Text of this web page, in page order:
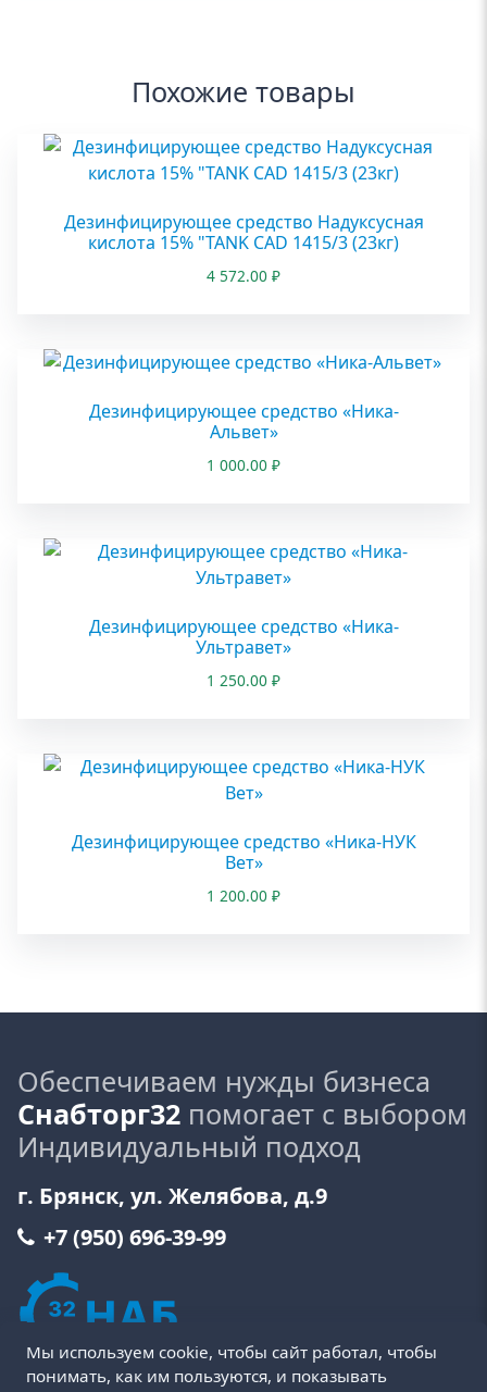
Похожие товары
Дезинфицирующее средство Надуксусная
кислота 15% "TANK CAD 1415/3 (23кг)
4 572.00 ₽
Дезинфицирующее средство «Ника-
Альвет»
1 000.00 ₽
Дезинфицирующее средство «Ника-
Ультравет»
1 250.00 ₽
Дезинфицирующее средство «Ника-НУК
Вет»
1 200.00 ₽
Обеспечиваем нужды бизнеса
Снабторг32 помогает с выбором
Индивидуальный подход
г. Брянск, ул. Желябова, д.9
+7 (950) 696-39-99
Мы используем cookie, чтобы сайт работал, чтобы
понимать, как им пользуются, и показывать